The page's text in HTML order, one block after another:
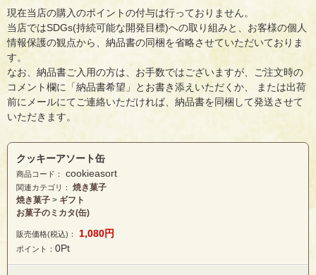
現在当店の購入のポイントの付与は行っておりません。
当店ではSDGs(持続可能な開発目標)への取り組みと、お客様の個人
情報保護の観点から、納品書の同梱を省略させていただいておりま
す。
なお、納品書ご入用の方は、お手数ではございますが、ご注文時の
コメント欄に「納品書希望」とお書き添えいただくか、 または出荷
前にメールにてご連絡いただければ、納品書を同梱して発送させて
いただきます。
クッキーアソート缶
商品コード： cookieasort
関連カテゴリ：
焼き菓子
焼き菓子 > ギフト
お菓子のミカタ(缶)
販売価格(税込)： 1,080円
ポイント： 0Pt